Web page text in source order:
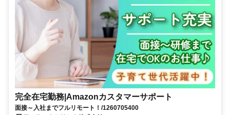
完全在宅勤務|Amazonカスタマーサポート
面接～入社までフルリモート！/1260705400